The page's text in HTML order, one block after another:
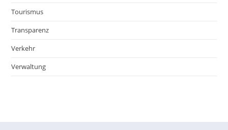
Tourismus
Transparenz
Verkehr
Verwaltung